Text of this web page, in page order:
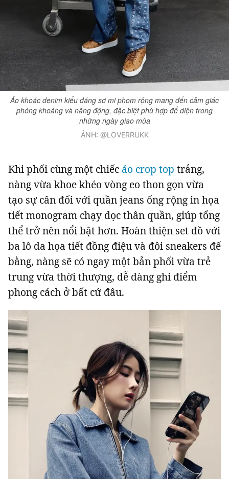
Áo khoác denim kiểu dáng sơ mi phom rộng mang đến cảm giác
phóng khoáng và năng động, đặc biệt phù hợp để diện trong
những ngày giao mùa
ẢNH: @LOVERRUKK
Khi phối cùng một chiếc áo crop top trắng,
nàng vừa khoe khéo vòng eo thon gọn vừa
tạo sự cân đối với quần jeans ống rộng in họa
tiết monogram chạy dọc thân quần, giúp tổng
thể trở nên nổi bật hơn. Hoàn thiện set đồ với
ba lô da họa tiết đồng điệu và đôi sneakers đế
bằng, nàng sẽ có ngay một bản phối vừa trẻ
trung vừa thời thượng, dễ dàng ghi điểm
phong cách ở bất cứ đâu.